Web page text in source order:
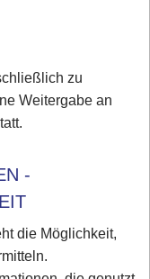
zu
Weitergabe an
-
die Möglichkeit,